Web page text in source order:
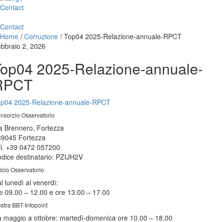
Contact
Contact
Home / Corruzione / Top04 2025-Relazione-annuale-RPCT
2, 2026
2025-Relazione-annuale-
2025-Relazione-annuale-RPCT
Osservatorio
Brennero, Fortezza
Fortezza
+39 0472 057200
destinatario: PZIJH2V
Osservatorio
lunedì al venerdì:
09.00 – 12.00 e ore 13.00 – 17.00
BBT-Infopoint
maggio a ottobre: martedì-domenica ore 10.00 – 18.00